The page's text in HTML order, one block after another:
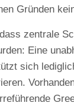
Gründen
zentrale
Eine
sich